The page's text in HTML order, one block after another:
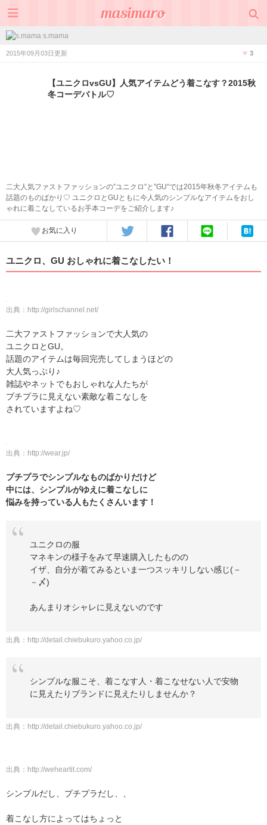
s.mama
2015年09月03日更新 3
【ユニクロvsGU】人気アイテムどう着こなす？2015秋
冬コーデバトル♡
二大人気ファストファッションの”ユニクロ”と”GU”では2015年秋冬アイテムも
話題のものばかり♡ ユニクロとGUともに今人気のシンプルなアイテムをおし
ゃれに着こなしているお手本コーデをご紹介します♪
お気に入り
ユニクロ、GU おしゃれに着こなしたい！
出典： http://girlschannel.net/
二大ファストファッションで大人気の
ユニクロとGU。
話題のアイテムは毎回完売してしまうほどの
大人気っぷり♪
雑誌やネットでもおしゃれな人たちが
プチプラに見えない素敵な着こなしを
されていますよね♡
出典： http://wear.jp/
プチプラでシンプルなものばかりだけど
中には、シンプルがゆえに着こなしに
悩みを持っている人もたくさんいます！
ユニクロの服
マネキンの様子をみて早速購入したものの
イザ、自分が着てみるといま一つスッキリしない感じ(－
－〆)
あんまりオシャレに見えないのです
出典： http://detail.chiebukuro.yahoo.co.jp/
シンプルな服こそ、着こなす人・着こなせない人で安物
に見えたりブランドに見えたりしませんか？
出典： http://detail.chiebukuro.yahoo.co.jp/
出典： http://weheartit.com/
シンプルだし、プチプラだし、、
着こなし方によってはちょっと